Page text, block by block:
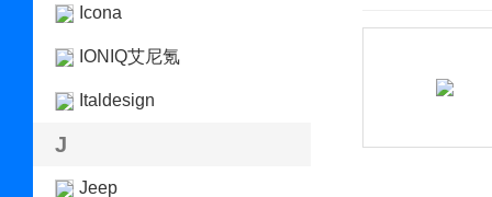
Icona
IONIQ艾尼氪
Italdesign
J
Jeep